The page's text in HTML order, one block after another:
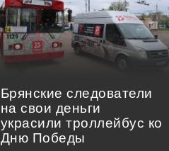
Брянские следователи
на свои деньги
украсили троллейбус ко
Дню Победы